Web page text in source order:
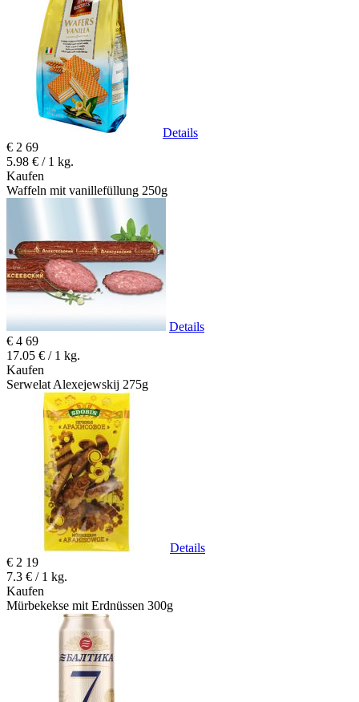
Details
€ 2 69
5.98 € / 1 kg.
Kaufen
Waffeln mit vanillefüllung 250g
Details
€ 4 69
17.05 € / 1 kg.
Kaufen
Serwelat Alexejewskij 275g
Details
€ 2 19
7.3 € / 1 kg.
Kaufen
Mürbekekse mit Erdnüssen 300g